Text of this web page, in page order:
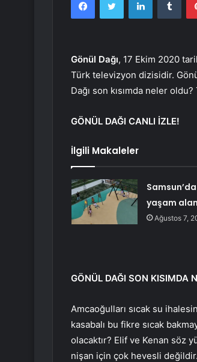
Gönül Dağı, 17 Ekim 2020
Türk televizyon dizisidir. Gönül
Dağı son kısımda neler oldu?
GÖNÜL DAĞI CANLI İZLE!
İlgili Makaleler
yaşam
Ağustos 7,
GÖNÜL DAĞI SON KISIMDA
Amcaoğulları sıcak su
kasabalı bu fikre sıcak
olacaktır? Elif ve Kenan söz
nişan için çok hevesli